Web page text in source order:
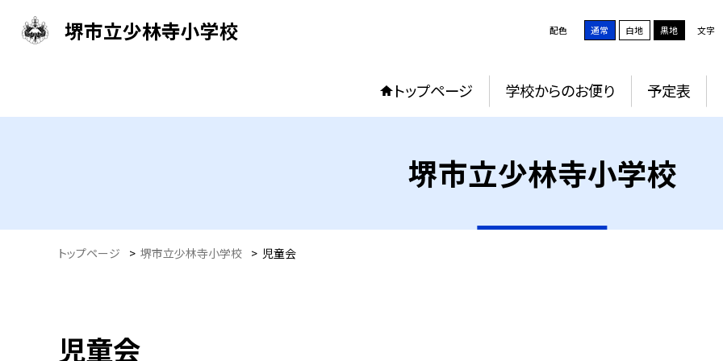
堺市立少林寺小学校 配色 通常 白地 黒地 文字
トップページ 学校からのお便り 予定表
堺市立少林寺小学校
トップページ > 堺市立少林寺小学校 > 児童会
児童会